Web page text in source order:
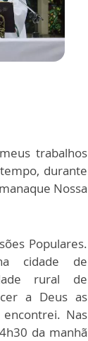
trabalhos
durante
Nossa
Populares.
cidade de
rural de
a Deus as
Nas
da manhã